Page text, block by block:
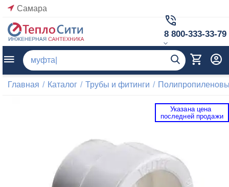
Самара
8 800-333-33-79
Главная / Каталог / Трубы и фитинги /
Указана цена
последней продажи